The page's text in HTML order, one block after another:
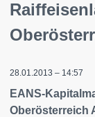
28.01.2013 – 14:57
EANS-
Oberösterreich